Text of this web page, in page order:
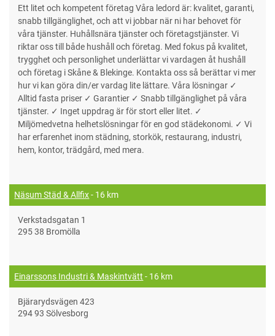
Ett litet och kompetent företag Våra ledord är: kvalitet, garanti,
snabb tillgänglighet, och att vi jobbar när ni har behovet för
våra tjänster. Huhållsnära tjänster och företagstjänster. Vi
riktar oss till både hushåll och företag. Med fokus på kvalitet,
trygghet och personlighet underlättar vi vardagen åt hushåll
och företag i Skåne & Blekinge. Kontakta oss så berättar vi mer
hur vi kan göra din/er vardag lite lättare. Våra lösningar ✓
Alltid fasta priser ✓ Garantier ✓ Snabb tillgänglighet på våra
tjänster. ✓ Inget uppdrag är för stort eller litet. ✓
Miljömedvetna helhetslösningar för en god städekonomi. ✓ Vi
har erfarenhet inom städning, storkök, restaurang, industri,
hem, kontor, trädgård, med mera.
Näsum Städ & Allfix- 16 km
Verkstadsgatan 1
295 38 Bromölla
Einarssons Industri & Maskintvätt - 16 km
Bjärarydsvägen 423
294 93 Sölvesborg